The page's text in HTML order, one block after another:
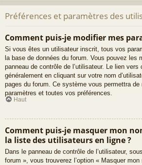
Préférences et paramètres des
Comment puis-je modifier mes
Si vous êtes un utilisateur inscrit, tous vos
la base de données du forum. Vous pouvez les
panneau de contrôle de l’utilisateur. Le lien vers
généralement en cliquant sur votre nom
pages du forum. Ce système vous permettra de
paramètres et toutes vos préférences.
Haut
Comment puis-je masquer mon
la liste des utilisateurs en ligne ?
Dans le panneau de contrôle de l’utilisateur,
forum », vous trouverez l’option « Masquer